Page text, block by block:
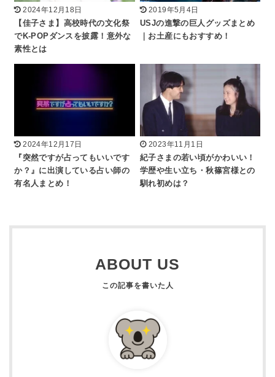
2024年12月18日
【佳子さま】高校時代の文化祭
でK-POPダンスを披露！意外な
素性とは
2019年5月4日
USJの進撃の巨人グッズまとめ
｜お土産にもおすすめ！
2024年12月17日
『突然ですが占ってもいいです
か？』に出演している占い師の
有名人まとめ！
2023年11月1日
紀子さまの若い頃がかわいい！
学歴や生い立ち・秋篠宮様との
馴れ初めは？
ABOUT US